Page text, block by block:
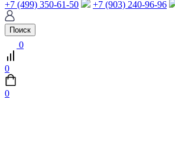
+7 (499) 350-61-50 +7 (903) 240-96-96
Поиск
0
0
0